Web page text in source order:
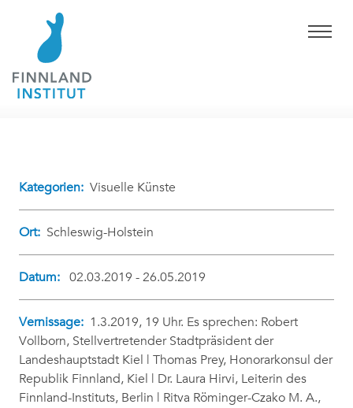
Kategorien: Visuelle Künste
Ort: Schleswig-Holstein
Datum: 02.03.2019 - 26.05.2019
Vernissage: 1.3.2019, 19 Uhr. Es sprechen: Robert
Vollborn, Stellvertretender Stadtpräsident der
Landeshauptstadt Kiel | Thomas Prey, Honorarkonsul der
Republik Finnland, Kiel | Dr. Laura Hirvi, Leiterin des
Finnland-Instituts, Berlin | Ritva Röminger-Czako M. A.,